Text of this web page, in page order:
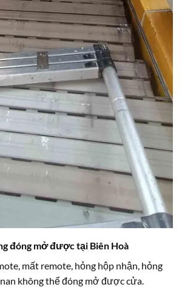
đóng mở được tại Biên Hoà
mất remote, hỏng hộp nhận, hỏng
không thể đóng mở được cửa.